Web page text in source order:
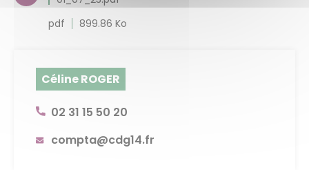
pdf
899.86 Ko
Céline ROGER
02 31 15 50 20
compta@cdg14.fr